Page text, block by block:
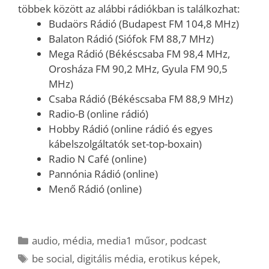
többek között az alábbi rádiókban is találkozhat:
Budaörs Rádió (Budapest FM 104,8 MHz)
Balaton Rádió (Siófok FM 88,7 MHz)
Mega Rádió (Békéscsaba FM 98,4 MHz,
Orosháza FM 90,2 MHz, Gyula FM 90,5
MHz)
Csaba Rádió (Békéscsaba FM 88,9 MHz)
Radio-B (online rádió)
Hobby Rádió (online rádió és egyes
kábelszolgáltatók set-top-boxain)
Radio N Café (online)
Pannónia Rádió (online)
Menő Rádió (online)
Kategória
audio, média, media1 műsor, podcast
Címkék
be social, digitális média, erotikus képek,